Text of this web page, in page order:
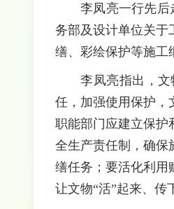
李凤亮一行先后
务部及设计单位关于
缮、彩绘保护等施工
李凤亮指出，
任，加强使用保护，
职能部门应建立保护
全生产责任制，确保
缮任务；要活化利用
让文物“活”起来、传